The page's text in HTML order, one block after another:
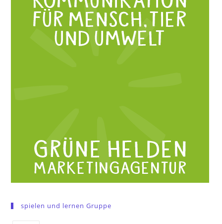
spielen und lernen Gruppe